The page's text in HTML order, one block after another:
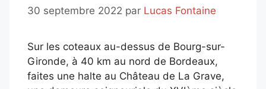
30 septembre 2022 par Lucas Fontaine
Sur les coteaux au-dessus de Bourg-sur-
Gironde, à 40 km au nord de Bordeaux,
faites une halte au Château de La Grave,